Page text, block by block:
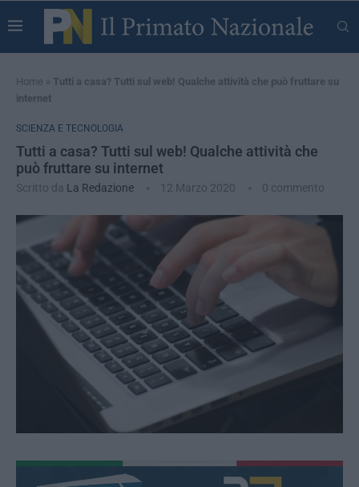
Home » Tutti a casa? Tutti sul web! Qualche attività che può fruttare su
internet
SCIENZA E TECNOLOGIA
Tutti a casa? Tutti sul web! Qualche attività che
può fruttare su internet
Scritto da La Redazione 12 Marzo 2020 0 commento